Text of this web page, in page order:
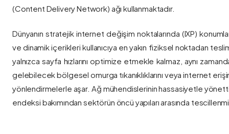
(Content Delivery Network) ağı kullanmaktadır.
Dünyanın stratejik internet değişim noktalarında (IXP)
ve dinamik içerikleri kullanıcıya en yakın fiziksel noktadan
yalnızca sayfa hızlarını optimize etmekle kalmaz, aynı
gelebilecek bölgesel omurga tıkanıklıklarını veya internet
yönlendirmelerle aşar. Ağ mühendislerinin hassasiyetle
endeksi bakımından sektörün öncü yapıları arasında